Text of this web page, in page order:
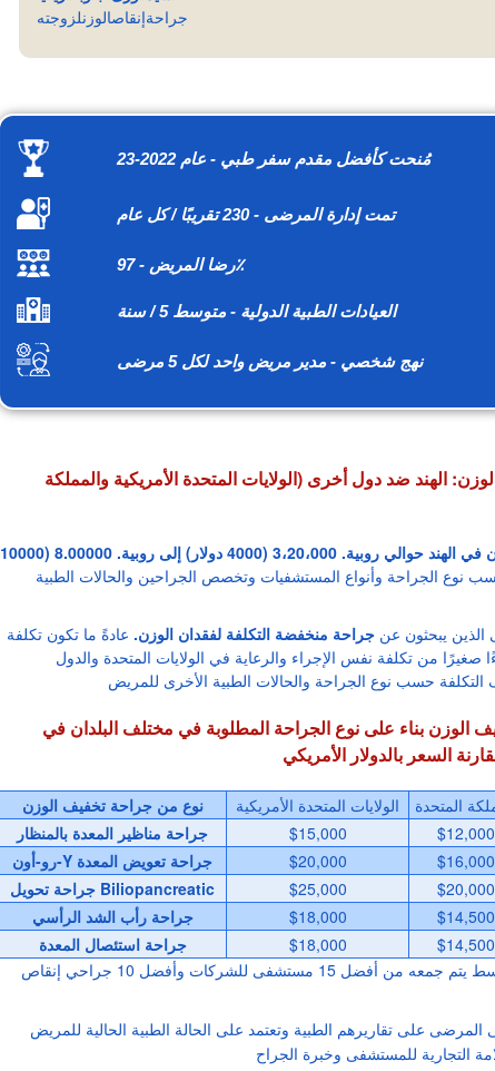
جراحةإنقاصالوزنلزوجته
مُنحت كأفضل مقدم سفر طبي - عام 2022-23
تمت إدارة المرضى - 230 تقريبًا / كل عام
رضا المريض - 97٪
العيادات الطبية الدولية - متوسط 5 / سنة
نهج شخصي - مدير مريض واحد لكل 5 مرضى
الهند ضد دول أخرى (الولايات المتحدة الأمريكية والمملكة
متوسط تكلفة جراحة إنقاص الوزن في الهند حوالي روبية. 3،20،000 (4000 دولار) إلى روبية. 8.00000 (10000
نوع الجراحة وأنواع المستشفيات وتخصص الجراحين والحالات الطبية
يبحثون عن جراحة منخفضة التكلفة لفقدان الوزن. عادةً ما تكون تكلفة
من تكلفة نفس الإجراء والرعاية في الولايات المتحدة والدول
الوزن بناء على نوع الجراحة المطلوبة في مختلف البلدان في
نوع من جراحة تخفيف الوزن الولايات المتحدة الأمريكية المتحدة
جراحة مناظير المعدة بالمنظار
$15,000 $12,000
رو-أون-Y جراحة تعويض المعدة
$20,000 $16,000
جراحة تحويل Biliopancreatic
$25,000 $20,000
جراحة رأب الشد الرأسي
$18,000 $14,500
جراحة استئصال المعدة
$18,000 $14,500
سعر جراحة إنقاص الوزن هو متوسط يتم جمعه من أفضل 15 مستشفى للشركات وأفضل 10 جراحي إنقاص
المرضى على تقاريرهم الطبية وتعتمد على الحالة الطبية الحالية للمريض